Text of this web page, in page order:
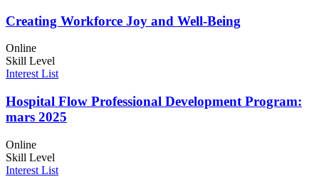
Creating Workforce Joy and Well-Being
Online
Skill Level
Interest List
Hospital Flow Professional Development Program:
mars 2025
Online
Skill Level
Interest List